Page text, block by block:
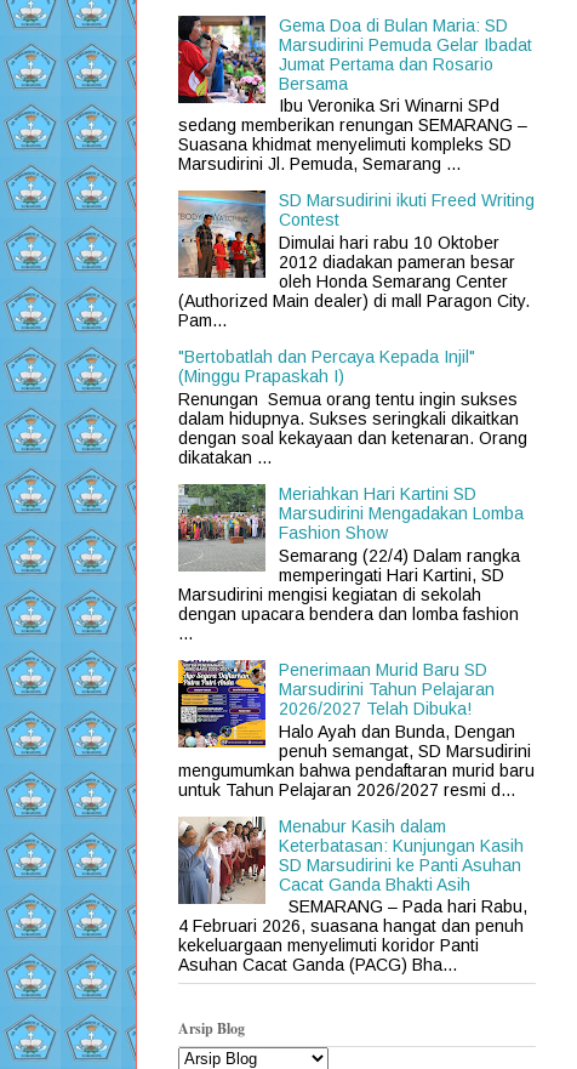
Gema Doa di Bulan Maria: SD
Marsudirini Pemuda Gelar Ibadat
Jumat Pertama dan Rosario
Bersama
Ibu Veronika Sri Winarni SPd
sedang memberikan renungan SEMARANG –
Suasana khidmat menyelimuti kompleks SD
Marsudirini Jl. Pemuda, Semarang ...
SD Marsudirini ikuti Freed Writing
Contest
Dimulai hari rabu 10 Oktober
2012 diadakan pameran besar
oleh Honda Semarang Center
(Authorized Main dealer) di mall Paragon City.
Pam...
"Bertobatlah dan Percaya Kepada Injil"
(Minggu Prapaskah I)
Renungan Semua orang tentu ingin sukses
dalam hidupnya. Sukses seringkali dikaitkan
dengan soal kekayaan dan ketenaran. Orang
dikatakan ...
Meriahkan Hari Kartini SD
Marsudirini Mengadakan Lomba
Fashion Show
Semarang (22/4) Dalam rangka
memperingati Hari Kartini, SD
Marsudirini mengisi kegiatan di sekolah
dengan upacara bendera dan lomba fashion
...
Penerimaan Murid Baru SD
Marsudirini Tahun Pelajaran
2026/2027 Telah Dibuka!
Halo Ayah dan Bunda, Dengan
penuh semangat, SD Marsudirini
mengumumkan bahwa pendaftaran murid baru
untuk Tahun Pelajaran 2026/2027 resmi d...
Menabur Kasih dalam
Keterbatasan: Kunjungan Kasih
SD Marsudirini ke Panti Asuhan
Cacat Ganda Bhakti Asih
SEMARANG – Pada hari Rabu,
4 Februari 2026, suasana hangat dan penuh
kekeluargaan menyelimuti koridor Panti
Asuhan Cacat Ganda (PACG) Bha...
Arsip Blog